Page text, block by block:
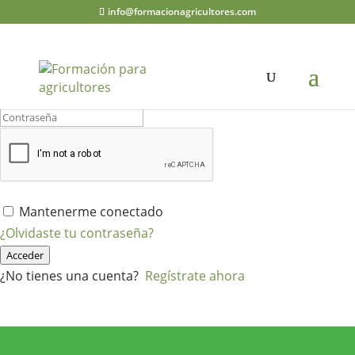
info@formacionagricultores.com
¡Hola, bienvenido de nuevo!
Mantenerme conectado
¿Olvidaste tu contraseña?
Acceder
¿No tienes una cuenta? Regístrate ahora